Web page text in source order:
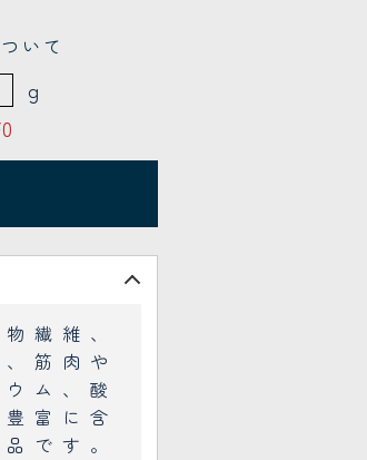
いて
g
繊維、
筋肉や
ム、酸
富に含
です。